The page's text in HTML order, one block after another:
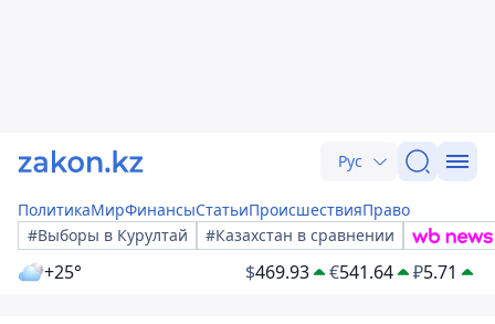
Рус
ПолитикаМирФинансыСтатьиПроисшествияПраво
#Выборы в Курултай
#Казахстан в сравнении
+25° $469.93 €541.64 ₽5.71